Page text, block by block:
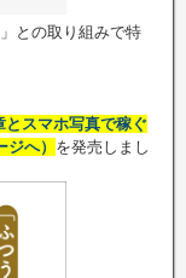
との取り組みで特
とスマホ写真で稼ぐ
へ） を発売しまし